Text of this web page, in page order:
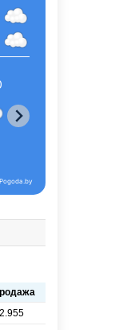
Pogoda.by